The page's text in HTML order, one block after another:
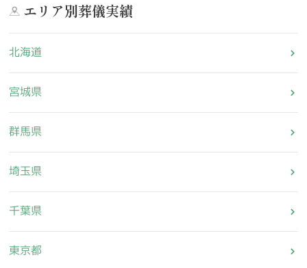
エリア別葬儀実績
北海道
宮城県
群馬県
埼玉県
千葉県
東京都